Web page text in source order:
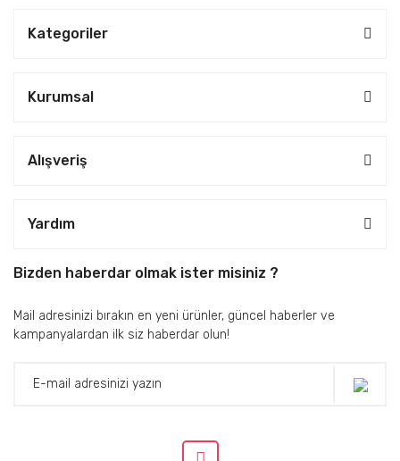
Kategoriler
Kurumsal
Alışveriş
Yardım
Bizden haberdar olmak ister misiniz ?
Mail adresinizi bırakın en yeni ürünler, güncel haberler ve
kampanyalardan ilk siz haberdar olun!